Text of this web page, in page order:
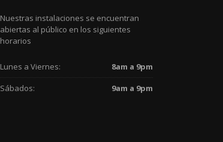
Nuestras instalaciones se encuentran
abiertas al público en los siguientes
horarios
Lunes a Viernes:
8am a 9pm
Sábados:
9am a 9pm